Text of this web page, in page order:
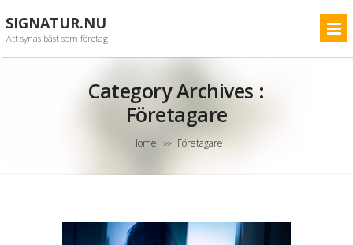
SIGNATUR.NU
Att synas bäst som företag
Category Archives :
Företagare
Home >> Företagare